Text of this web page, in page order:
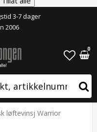
3-7 dager
2006
0
løftevinsj Warrior